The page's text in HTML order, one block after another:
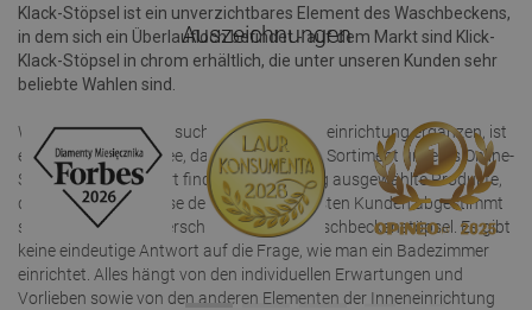
Klack-Stöpsel ist ein unverzichtbares Element des Waschbeckens,
in dem sich ein Überlaufloch befindet - auf dem Markt sind Klick-
Klack-Stöpsel in chrom erhältlich, die unter unseren Kunden sehr
beliebte Wahlen sind.
Wenn Sie Dekoartikel suchen, die die Inneneinrichtung ergänzen, ist
es eine großartige Idee, das umfangreiche Sortiment unseres Online-
Shops zu nutzen. Dort finden Sie sorgfältig ausgewählte Produkte,
die auf die Bedürfnisse der anspruchsvollsten Kunden abgestimmt
sind, einschließlich verschiedenartiger Waschbeckenstöpsel. Es gibt
keine eindeutige Antwort auf die Frage, wie man ein Badezimmer
einrichtet. Alles hängt von den individuellen Erwartungen und
Vorlieben sowie von den anderen Elementen der Inneneinrichtung
Auszeichnungen